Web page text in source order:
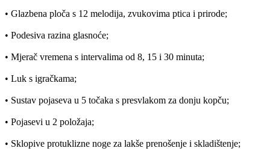
• Glazbena ploča s 12 melodija, zvukovima ptica i prirode;
• Podesiva razina glasnoće;
• Mjerač vremena s intervalima od 8, 15 i 30 minuta;
• Luk s igračkama;
• Sustav pojaseva u 5 točaka s presvlakom za donju kopču;
• Pojasevi u 2 položaja;
• Sklopive protuklizne noge za lakše prenošenje i skladištenje;